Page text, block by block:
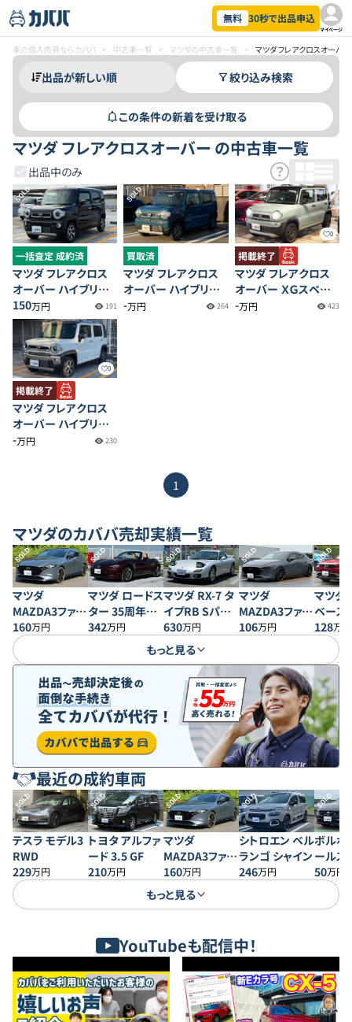
無料 30秒で出品申込
マイページ
車の個人売買ならカババ > 中古車一覧 > マツダの中古車一覧 > マツダ フレアクロスオーバ
絞り込み検索
この条件の新着を受け取る
マツダ フレアクロスオーバー の中古車一覧
出品中のみ
SOLD
一括査定 成約済
マツダ フレアクロス
オーバー ハイブリッド
XT
150万円 191
SOLD
買取済
マツダ フレアクロス
オーバー ハイブリッド
XG
-万円 264
0
掲載終了
マツダ フレアクロス
オーバー ＸＧスペシャ
ル
-万円 423
0
掲載終了
マツダ フレアクロス
オーバー ハイブリッド
XS スペシャル
-万円 230
1
マツダのカババ売却実績一覧
SOLD
マツダ
MAZDA3ファス
トバック 20S プ
ロアクティブ
160万円
SOLD
マツダ ロードス
ター 35周年記
念車
342万円
SOLD
マツダ RX-7 タ
イプRB Sパッ
ケージ
630万円
SOLD
マツダ
MAZDA3ファス
トバック XD バ
106万円
SOLD
マツダ
ベース
128万円
もっと見る
最近の成約車両
SOLD
テスラ モデル3
RWD
229万円
SOLD
トヨタ アルファ
ード 3.5 GF
210万円
SOLD
マツダ
MAZDA3ファス
トバック 20S プ
ロアクティブ
160万円
SOLD
シトロエン ベル
ランゴ シャイン
246万円
SOLD
ボルボ
ールス
50万円
もっと見る
YouTubeも配信中！